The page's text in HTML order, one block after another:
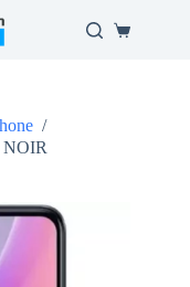
Panier
/